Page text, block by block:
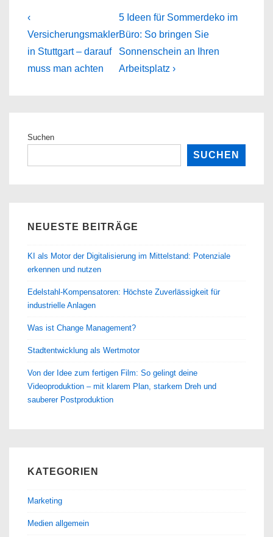
Beitragsnavigation
Previous
Post
is
‹
Versicherungsmakler
in Stuttgart – darauf
muss man achten
Next
Post
is
5 Ideen für Sommerdeko im
Büro: So bringen Sie
Sonnenschein an Ihren
Arbeitsplatz ›
Suchen
SUCHEN
NEUESTE BEITRÄGE
KI als Motor der Digitalisierung im Mittelstand: Potenziale
erkennen und nutzen
Edelstahl-Kompensatoren: Höchste Zuverlässigkeit für
industrielle Anlagen
Was ist Change Management?
Stadtentwicklung als Wertmotor
Von der Idee zum fertigen Film: So gelingt deine
Videoproduktion – mit klarem Plan, starkem Dreh und
sauberer Postproduktion
KATEGORIEN
Marketing
Medien allgemein